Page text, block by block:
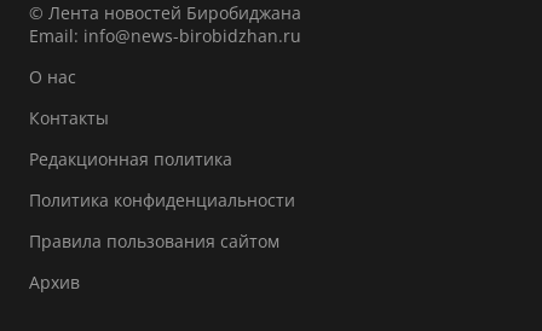
© Лента новостей Биробиджана
Email: info@news-birobidzhan.ru
О нас
Контакты
Редакционная политика
Политика конфиденциальности
Правила пользования сайтом
Архив